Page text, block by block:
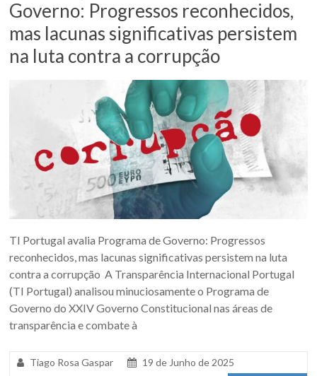
Governo: Progressos reconhecidos,
mas lacunas significativas persistem
na luta contra a corrupção
TI Portugal avalia Programa de Governo: Progressos
reconhecidos, mas lacunas significativas persistem na luta
contra a corrupção A Transparência Internacional Portugal
(TI Portugal) analisou minuciosamente o Programa de
Governo do XXIV Governo Constitucional nas áreas de
transparência e combate à
Tiago Rosa Gaspar
19 de Junho de 2025